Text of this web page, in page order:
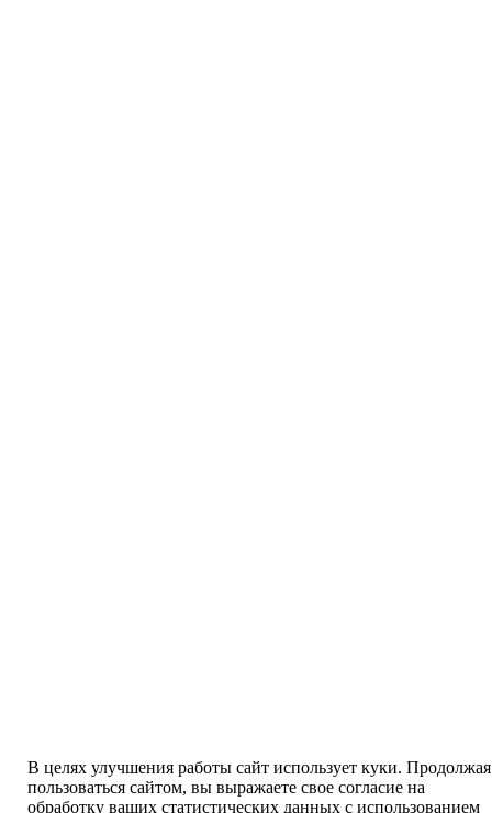
В целях улучшения работы сайт использует куки. Продолжая
пользоваться сайтом, вы выражаете свое согласие на
обработку ваших статистических данных с использованием